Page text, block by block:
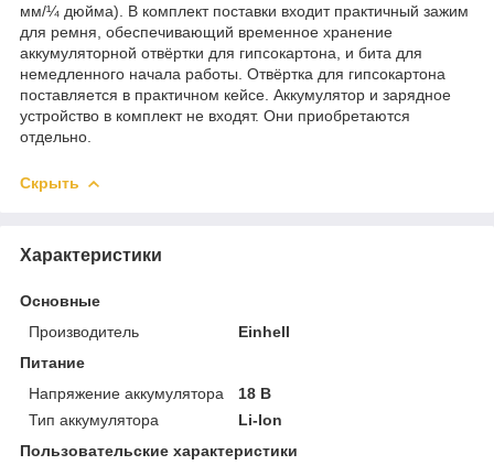
мм/¼ дюйма). В комплект поставки входит практичный зажим
для ремня, обеспечивающий временное хранение
аккумуляторной отвёртки для гипсокартона, и бита для
немедленного начала работы. Отвёртка для гипсокартона
поставляется в практичном кейсе. Аккумулятор и зарядное
устройство в комплект не входят. Они приобретаются
отдельно.
Скрыть
Характеристики
Основные
Производитель
Einhell
Питание
Напряжение аккумулятора
18 В
Тип аккумулятора
Li-Ion
Пользовательские характеристики